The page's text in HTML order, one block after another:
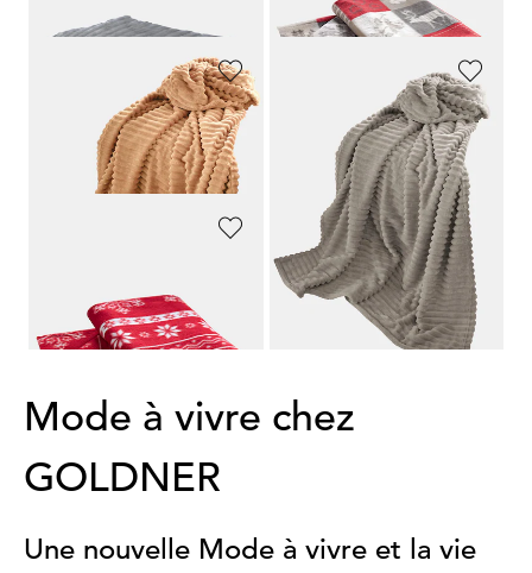
Couverture en laine polaire
Couverture en laine polaire
Mode à vivre chez
GOLDNER
Une nouvelle Mode à vivre et la vie